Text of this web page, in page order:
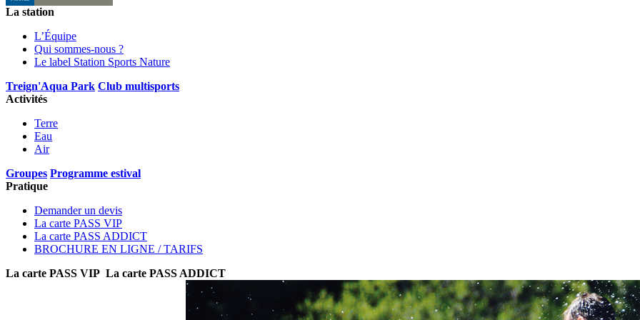
La station
L’Équipe
Qui sommes-nous ?
Le label Station Sports Nature
Treign'Aqua Park Club multisports
Activités
Terre
Eau
Air
Groupes Programme estival
Pratique
Demander un devis
La carte PASS VIP
La carte PASS ADDICT
BROCHURE EN LIGNE / TARIFS
La carte PASS VIP La carte PASS ADDICT